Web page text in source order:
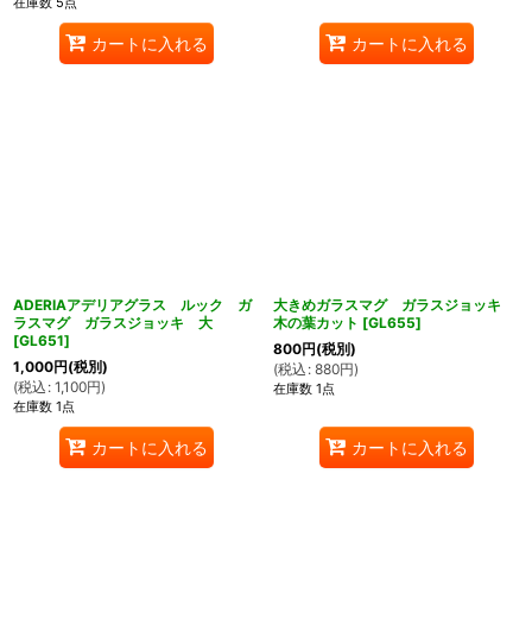
カートに入れる カートに入れる
ADERIAアデリアグラス ルック ガ
ラスマグ ガラスジョッキ 大
[GL651]
1,000円(税別)
(税込 : 1,100円)
在庫数 1点
カートに入れる
大きめガラスマグ ガラスジョッキ
木の葉カット [GL655]
800円(税別)
(税込 : 880円)
在庫数 1点
カートに入れる